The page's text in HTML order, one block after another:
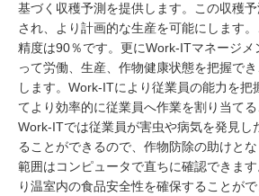
基づく収穫予測を提供します。この収穫
され、より計画的な生産を可能にします
精度は90％です。更にWork-ITマネージメ
って労働、生産、作物健康状態を把握で
します。Work-ITにより従業員の能力を把
てより効率的に従業員へ作業を割り当てる
Work-ITでは従業員が害虫や病気を発見し
ることができるので、作物防除の助けと
範囲はコンピュータで直ちに確認できま
り温室内の食品安全性を確保することがで